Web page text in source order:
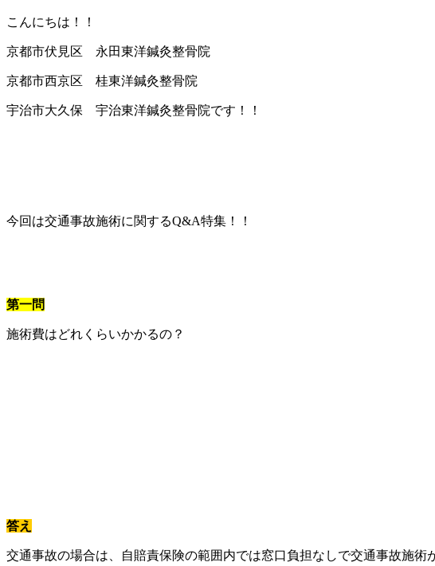
こんにちは！！
京都市伏見区 永田東洋鍼灸整骨院
京都市西京区 桂東洋鍼灸整骨院
宇治市大久保 宇治東洋鍼灸整骨院です！！
今回は交通事故施術に関するQ&A特集！！
第一問
施術費はどれくらいかかるの？
答え
交通事故の場合は、自賠責保険の範囲内では窓口負担なしで交通事故施術